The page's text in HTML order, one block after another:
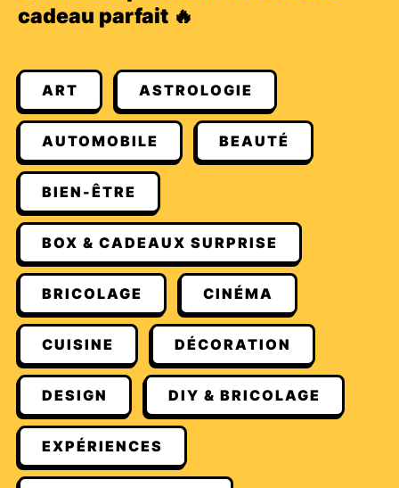
cadeau parfait 🔥
ART ASTROLOGIE
AUTOMOBILE BEAUTÉ
BIEN-ÊTRE
BOX & CADEAUX SURPRISE
BRICOLAGE CINÉMA
CUISINE DÉCORATION
DESIGN DIY & BRICOLAGE
EXPÉRIENCES